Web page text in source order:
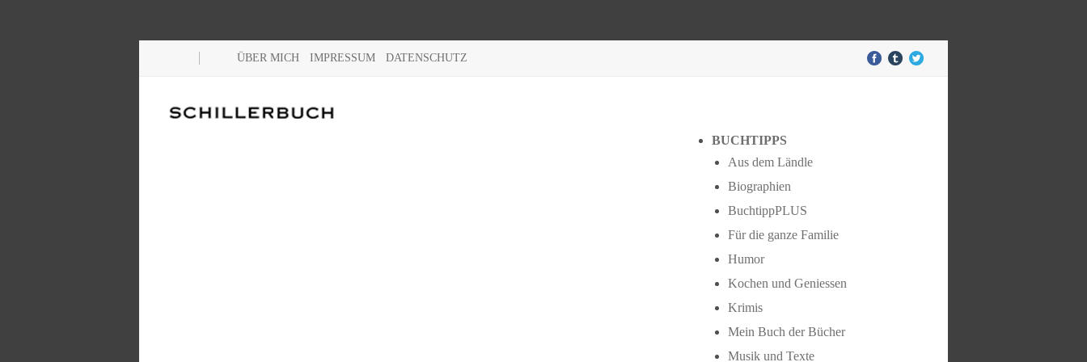
ÜBER MICH IMPRESSUM DATENSCHUTZ
BUCHTIPPS
Aus dem Ländle
Biographien
BuchtippPLUS
Für die ganze Familie
Humor
Kochen und Geniessen
Krimis
Mein Buch der Bücher
Musik und Texte